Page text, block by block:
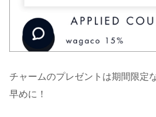
チャームのプレゼントは期間限定
早めに！